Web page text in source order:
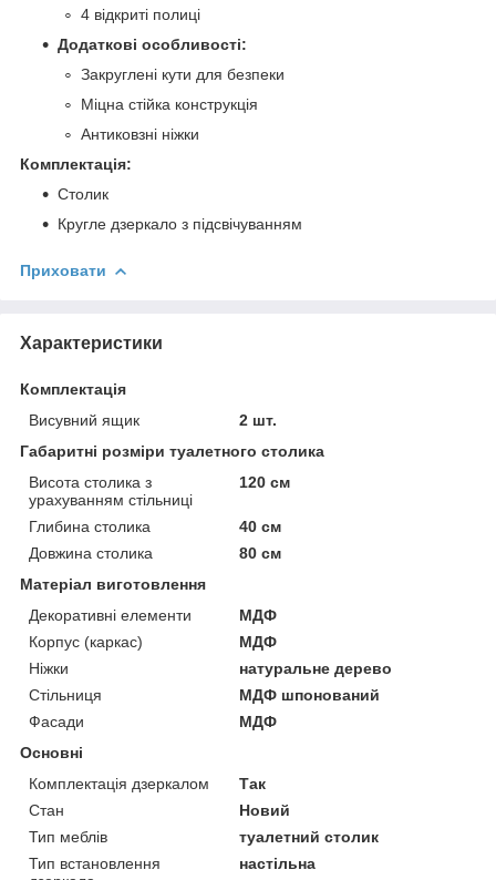
4 відкриті полиці
Додаткові особливості:
Закруглені кути для безпеки
Міцна стійка конструкція
Антиковзні ніжки
Комплектація:
Столик
Кругле дзеркало з підсвічуванням
Приховати
Характеристики
Комплектація
Висувний ящик
2 шт.
Габаритні розміри туалетного столика
Висота столика з
урахуванням стільниці
120 см
Глибина столика
40 см
Довжина столика
80 см
Матеріал виготовлення
Декоративні елементи
МДФ
Корпус (каркас)
МДФ
Ніжки
натуральне дерево
Стільниця
МДФ шпонований
Фасади
МДФ
Основні
Комплектація дзеркалом
Так
Стан
Новий
Тип меблів
туалетний столик
Тип встановлення
настільна